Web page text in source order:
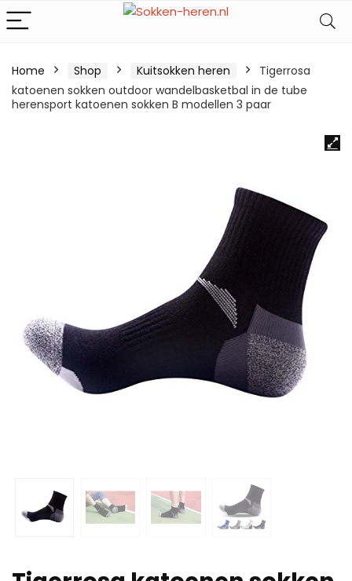
Home Shop Kuitsokken heren
Tigerrosa
katoenen sokken outdoor wandelbasketbal in de tube
herensport katoenen sokken B modellen 3 paar